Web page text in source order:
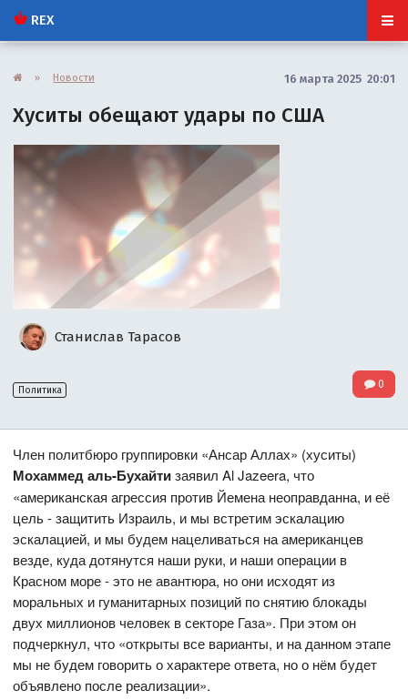
REX
» Новости 16 марта 2025 20:01
Хуситы обещают удары по США
Станислав Тарасов
Политика 0
Член политбюро группировки «Ансар Аллах» (хуситы)
Мохаммед аль-Бухайтизаявил Al Jazeera, что
«американская агрессия против Йемена неоправданна, и её
цель - защитить Израиль, и мы встретим эскалацию
эскалацией, и мы будем нацеливаться на американцев
везде, куда дотянутся наши руки, и наши операции в
Красном море - это не авантюра, но они исходят из
моральных и гуманитарных позиций по снятию блокады
двух миллионов человек в секторе Газа». При этом он
подчеркнул, что «открыты все варианты, и на данном этапе
мы не будем говорить о характере ответа, но о нём будет
объявлено после реализации».